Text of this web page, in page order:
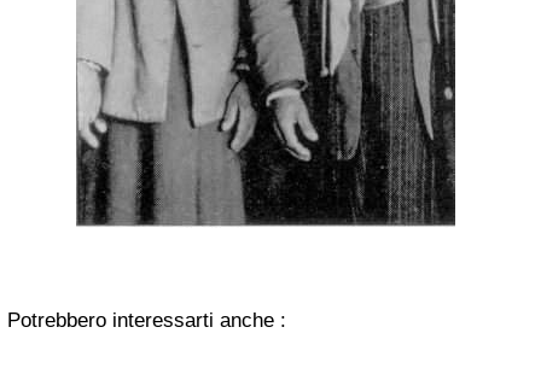
Potrebbero interessarti anche :